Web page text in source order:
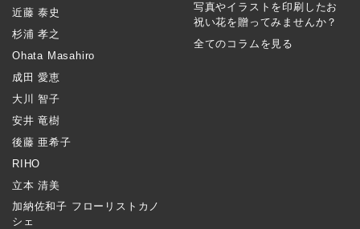
近藤 泰史
杉浦 孝之
Ohata Masahiro
成田 愛恵
大川 智子
安井 竜樹
後藤 亜希子
RIHO
立本 清美
加納佐和子 フローリストカノ
シェ
写真やイラストを印刷したお
祝い花を贈ってみませんか？
全てのコラムを見る